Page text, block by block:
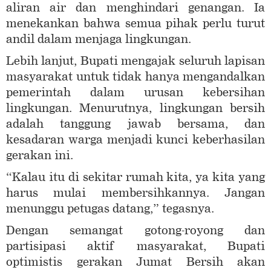
aliran air dan menghindari genangan. Ia
menekankan bahwa semua pihak perlu turut
andil dalam menjaga lingkungan.
Lebih lanjut, Bupati mengajak seluruh lapisan
masyarakat untuk tidak hanya mengandalkan
pemerintah dalam urusan kebersihan
lingkungan. Menurutnya, lingkungan bersih
adalah tanggung jawab bersama, dan
kesadaran warga menjadi kunci keberhasilan
gerakan ini.
“Kalau itu di sekitar rumah kita, ya kita yang
harus mulai membersihkannya. Jangan
menunggu petugas datang,” tegasnya.
Dengan semangat gotong-royong dan
partisipasi aktif masyarakat, Bupati
optimistis gerakan Jumat Bersih akan